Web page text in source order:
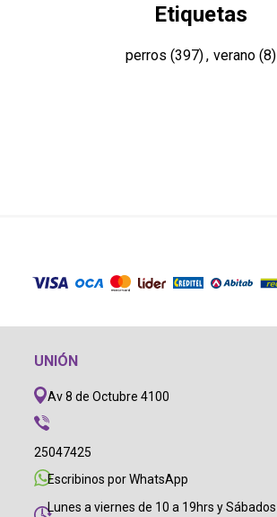
Etiquetas
perros (397), verano (8)
UNIÓN
Av 8 de Octubre 4100
25047425
Escribinos por WhatsApp
Lunes a viernes de 10 a 19hrs y Sábados